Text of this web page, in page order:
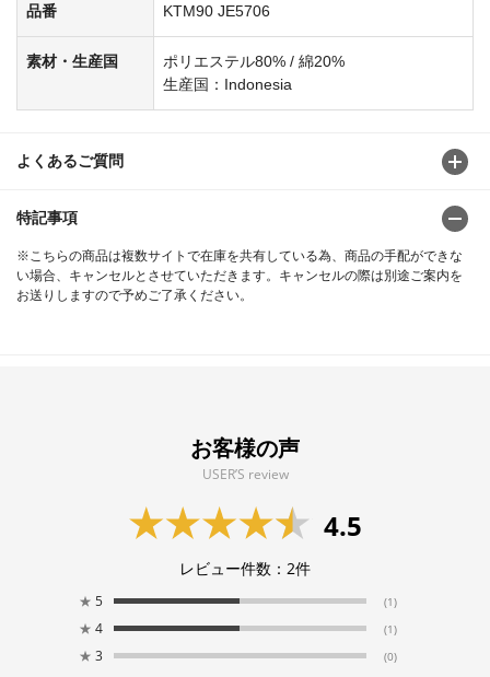
品番 KTM90 JE5706
素材・生産国
ポリエステル80% / 綿20%
生産国：Indonesia
よくあるご質問
特記事項
※こちらの商品は複数サイトで在庫を共有している為、商品の手配ができな
い場合、キャンセルとさせていただきます。キャンセルの際は別途ご案内を
お送りしますので予めご了承ください。
お客様の声
USER’S review
4.5
レビュー件数： 2件
★ 5 (1)
★ 4 (1)
★ 3 (0)